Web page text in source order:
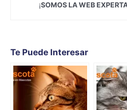
¡SOMOS LA WEB
Te Puede Interesar